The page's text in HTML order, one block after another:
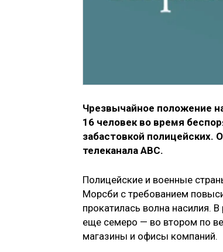
Чрезвычайное положение
16 человек во время
забастовкой полицейских.
телеканала ABC.
Полицейские и военные
Морсби с требованием
прокатилась волна насилия.
еще семеро — во втором по
магазины и офисы компаний.